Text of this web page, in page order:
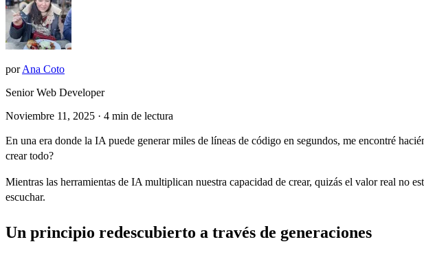
porAna Coto
Senior Web Developer
Noviembre 11, 2025 · 4 min de lectura
En una era donde la IA puede generar miles de líneas de código en segundos, me encontré
crear todo?
Mientras las herramientas de IA multiplican nuestra capacidad de crear, quizás el valor real no
escuchar.
Un principio redescubierto a través de generaciones